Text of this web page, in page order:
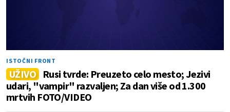
ISTOČNI FRONT
UŽIVO Rusi tvrde: Preuzeto celo mesto; Jezivi
udari, "vampir" razvaljen; Za dan više od 1.300
mrtvih FOTO/VIDEO